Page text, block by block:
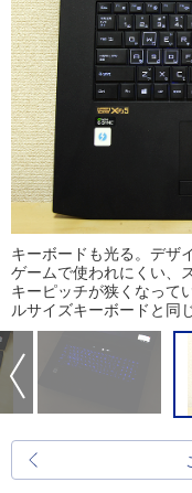
キーボードも光る。デザ
ゲームで使われにくい、
キーピッチが狭くなって
ルサイズキーボードと同